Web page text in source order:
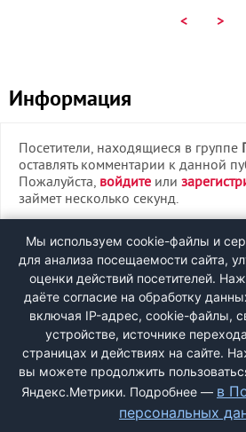
< >
Информация
Посетители, находящиеся в группе
оставлять комментарии к данной
Пожалуйста, войдите или
займет несколько секунд.
ВХОД
РЕГИСТРАЦИЯ
Быстрая регистрациячерез соцсети:
Мы используем cookie-файлы и
для анализа посещаемости сайта,
оценки действий посетителей.
даёте согласие на обработку
включая IP-адрес, cookie-файлы,
устройстве, источнике
страницах и действиях на сайте.
вы можете продолжить
Яндекс.Метрики. Подробнее — в
персональных